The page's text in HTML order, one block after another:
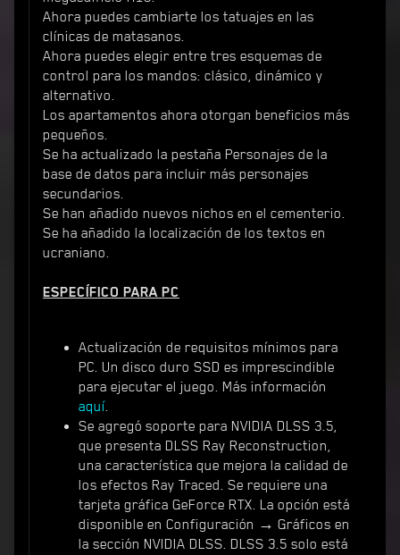
Ahora puedes cambiarte los tatuajes en las
clínicas de matasanos.
Ahora puedes elegir entre tres esquemas de
control para los mandos: clásico, dinámico y
alternativo.
Los apartamentos ahora otorgan beneficios más
pequeños.
Se ha actualizado la pestaña Personajes de la
base de datos para incluir más personajes
secundarios.
Se han añadido nuevos nichos en el cementerio.
Se ha añadido la localización de los textos en
ucraniano.
ESPECÍFICO PARA PC
Actualización de requisitos mínimos para
PC. Un disco duro SSD es imprescindible
para ejecutar el juego. Más información
aquí.
Se agregó soporte para NVIDIA DLSS 3.5,
que presenta DLSS Ray Reconstruction,
una característica que mejora la calidad de
los efectos Ray Traced. Se requiere una
tarjeta gráfica GeForce RTX. La opción está
disponible en Configuración → Gráficos en
la sección NVIDIA DLSS. DLSS 3.5 solo está